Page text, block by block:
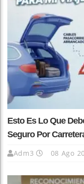
Esto Es Lo Que
Seguro Por
Adm3 08 Ago